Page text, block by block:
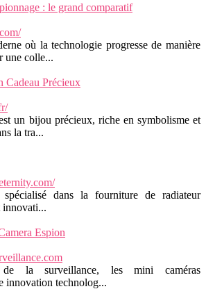
: le grand comparatif
où la technologie progresse de manière
une colle...
Cadeau Précieux
un bijou précieux, riche en symbolisme et
la tra...
spécialisé dans la fourniture de radiateur
innovati...
Espion
la surveillance, les mini caméras
innovation technolog...